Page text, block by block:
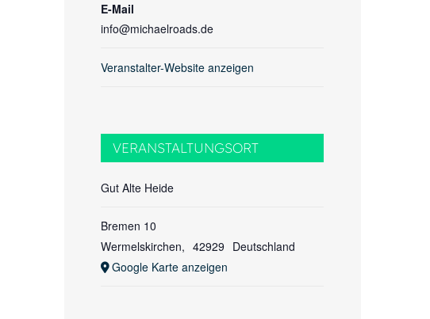
E-Mail
info@michaelroads.de
Veranstalter-Website anzeigen
VERANSTALTUNGSORT
Gut Alte Heide
Bremen 10
Wermelskirchen, 42929 Deutschland
Google Karte anzeigen